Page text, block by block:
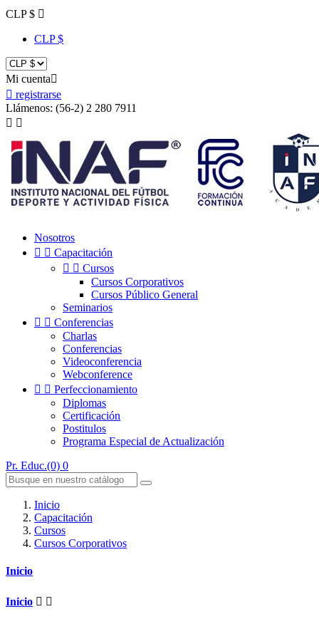
CLP $ 
CLP $
Mi cuenta
 registrarse
Llámenos: (56-2) 2 280 7911
 
Nosotros
  Capacitación
  Cursos
Cursos Corporativos
Cursos Público General
Seminarios
  Conferencias
Charlas
Conferencias
Videoconferencia
Webconference
  Perfeccionamiento
Diplomas
Certificación
Postitulos
Programa Especial de Actualización
Pr. Educ.(0) 0
Inicio
Capacitación
Cursos
Cursos Corporativos
Inicio
Inicio  